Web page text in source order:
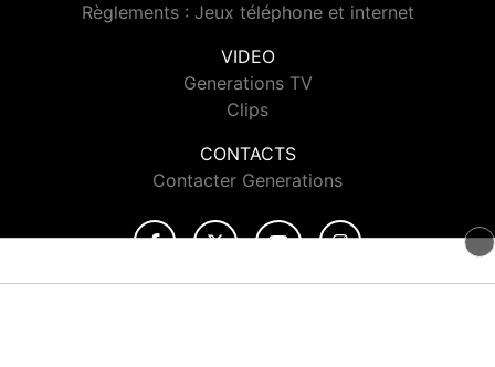
Règlements : Jeux téléphone et internet
VIDEO
Generations TV
Clips
CONTACTS
Contacter Generations